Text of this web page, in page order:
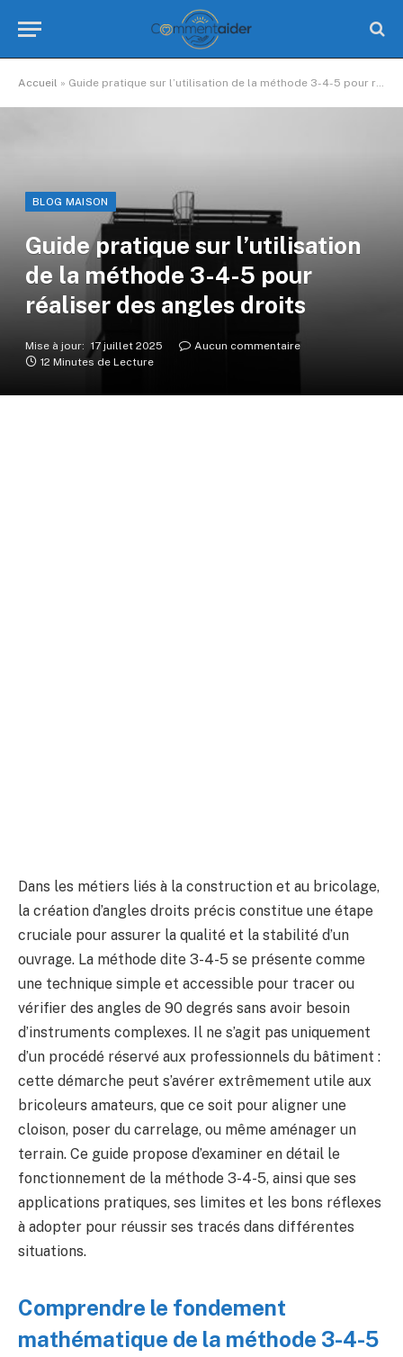
Accueil » Guide pratique sur l’utilisation de la méthode 3-4-5 pour réaliser des angles droits
BLOG MAISON
Guide pratique sur l’utilisation
de la méthode 3-4-5 pour
réaliser des angles droits
Mise à jour: 17 juillet 2025
Aucun commentaire
12 Minutes de Lecture
Dans les métiers liés à la construction et au bricolage,
la création d’angles droits précis constitue une étape
cruciale pour assurer la qualité et la stabilité d’un
ouvrage. La méthode dite 3-4-5 se présente comme
une technique simple et accessible pour tracer ou
vérifier des angles de 90 degrés sans avoir besoin
d’instruments complexes. Il ne s’agit pas uniquement
d’un procédé réservé aux professionnels du bâtiment :
cette démarche peut s’avérer extrêmement utile aux
bricoleurs amateurs, que ce soit pour aligner une
cloison, poser du carrelage, ou même aménager un
terrain. Ce guide propose d’examiner en détail le
fonctionnement de la méthode 3-4-5, ainsi que ses
applications pratiques, ses limites et les bons réflexes
à adopter pour réussir ses tracés dans différentes
situations.
Comprendre le fondement
mathématique de la méthode 3-4-5